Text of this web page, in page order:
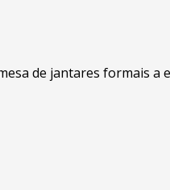
de jantares formais a